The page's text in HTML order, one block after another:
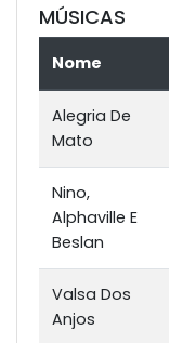
MÚSICAS
Nome
Alegria De
Mato
Nino,
Alphaville E
Beslan
Valsa Dos
Anjos